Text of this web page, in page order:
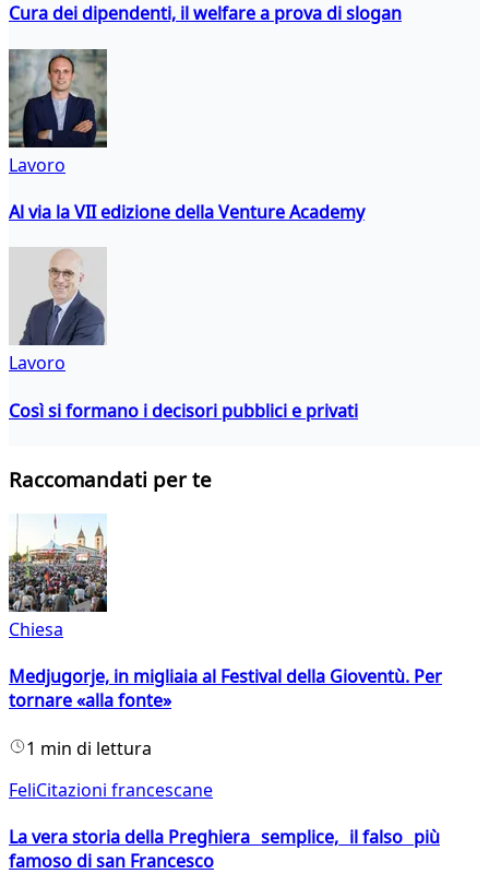
Cura dei dipendenti, il welfare a prova di slogan
Lavoro
Al via la VII edizione della Venture Academy
Lavoro
Così si formano i decisori pubblici e privati
Raccomandati per te
Chiesa
Medjugorje, in migliaia al Festival della Gioventù. Per
tornare «alla fonte»
1 min di lettura
FeliCitazioni francescane
La vera storia della Preghiera semplice, il falso più
famoso di san Francesco